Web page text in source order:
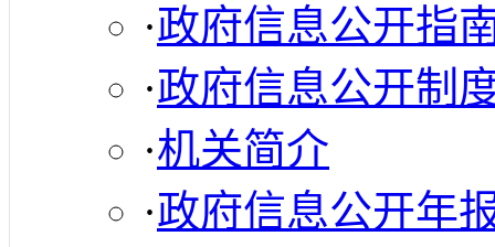
·政府信息公开指
·政府信息公开制
·机关简介
·政府信息公开年